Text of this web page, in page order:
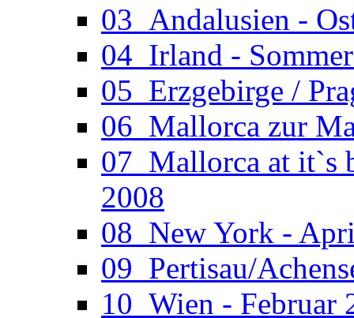
03_Andalusien -
04_Irland -
05_Erzgebirge /
06_Mallorca zur
07_Mallorca at it`s
2008
08_New York -
09_Pertisau/
10_Wien - Februar